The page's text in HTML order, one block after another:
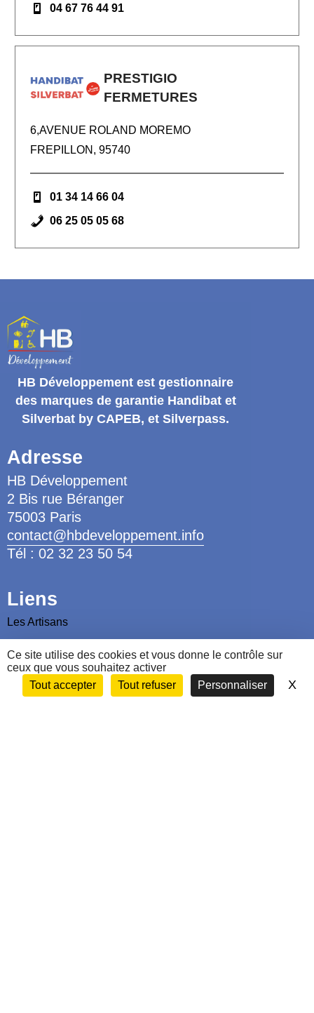
Ce site utilise des cookies et vous donne le contrôle sur
ceux que vous souhaitez activer
Tout accepter
Tout refuser Personnaliser X
04 67 76 44 91
PRESTIGIO
FERMETURES
6,AVENUE ROLAND MOREMO
FREPILLON, 95740
01 34 14 66 04
06 25 05 05 68
HB Développement est gestionnaire
des marques de garantie Handibat et
Silverbat by CAPEB, et Silverpass.
Adresse
HB Développement
2 Bis rue Béranger
75003 Paris
contact@hbdeveloppement.info
Tél : 02 32 23 50 54
Liens
Les Artisans
Nous contacter